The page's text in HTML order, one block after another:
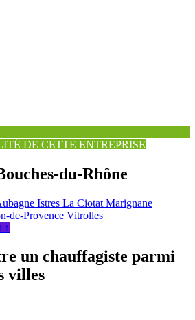
DE CETTE ENTREPRISE
du-Rhône
Istres La Ciotat Marignane
de-Provence Vitrolles
↑
un chauffagiste parmi
villes